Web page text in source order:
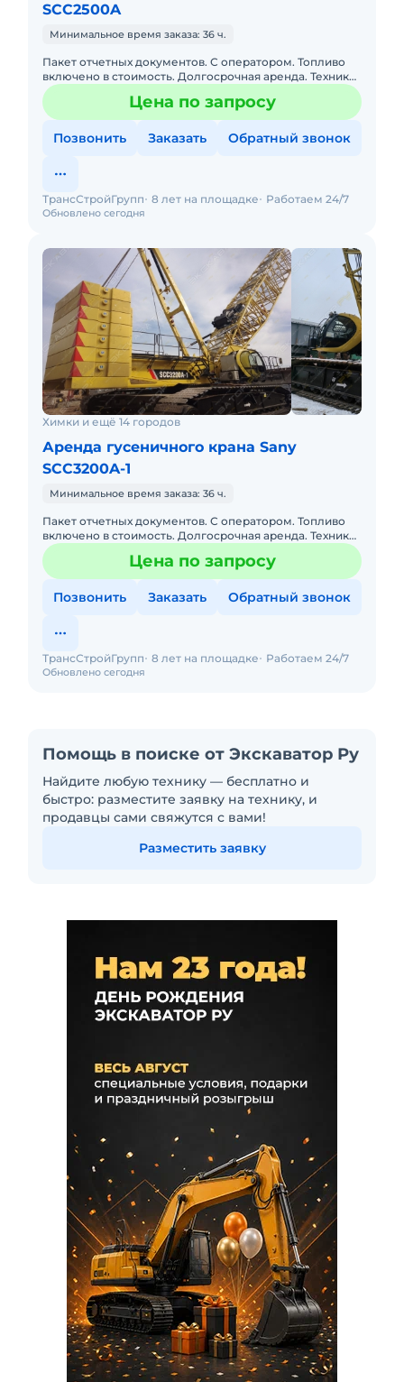
SCC2500A
Минимальное время заказа: 36 ч.
Пакет отчетных документов. С оператором. Топливо
включено в стоимость. Долгосрочная аренда. Техника
с малой наработкой. Собственник. Гусеничный кран
SCC2500A 20
Цена по запросу
Позвонить Заказать Обратный звонок
Обновлено сегодня
ТрансСтройГрупп 8 лет на площадке Работаем 24/7
Химки и ещё 14 городов
Аренда гусеничного крана Sany
SCC3200A-1
Минимальное время заказа: 36 ч.
Пакет отчетных документов. С оператором. Топливо
включено в стоимость. Долгосрочная аренда. Техника
с малой наработкой. Сейчас свободна. Собственник.
Кран 2022г
Цена по запросу
Позвонить Заказать Обратный звонок
Обновлено сегодня
ТрансСтройГрупп 8 лет на площадке Работаем 24/7
Помощь в поиске от Экскаватор Ру
Найдите любую технику — бесплатно и
быстро: разместите заявку на технику, и
продавцы сами свяжутся с вами!
Разместить заявку